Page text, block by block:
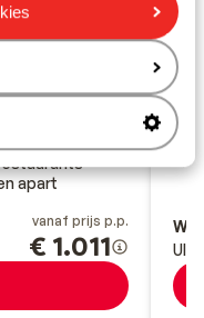
Fantastisch
apart
vanaf prijs p.p.
€ 1.011
Wo